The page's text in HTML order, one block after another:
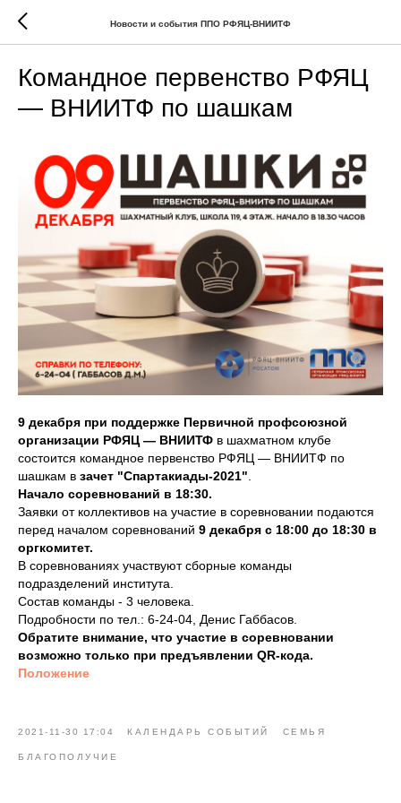
Новости и события ППО РФЯЦ-ВНИИТФ
Командное первенство РФЯЦ
— ВНИИТФ по шашкам
9 декабря при поддержке Первичной профсоюзной
организации РФЯЦ — ВНИИТФ в шахматном клубе
состоится командное первенство РФЯЦ — ВНИИТФ по
шашкам в зачет "Спартакиады-2021".
Начало соревнований в 18:30.
Заявки от коллективов на участие в соревновании подаются
перед началом соревнований 9 декабря с 18:00 до 18:30 в
оргкомитет.
В соревнованиях участвуют сборные команды
подразделений института.
Состав команды - 3 человека.
Подробности по тел.: 6-24-04, Денис Габбасов.
Обратите внимание, что участие в соревновании
возможно только при предъявлении QR-кода.
Положение
2021-11-30 17:04 КАЛЕНДАРЬ СОБЫТИЙ СЕМЬЯ
БЛАГОПОЛУЧИЕ